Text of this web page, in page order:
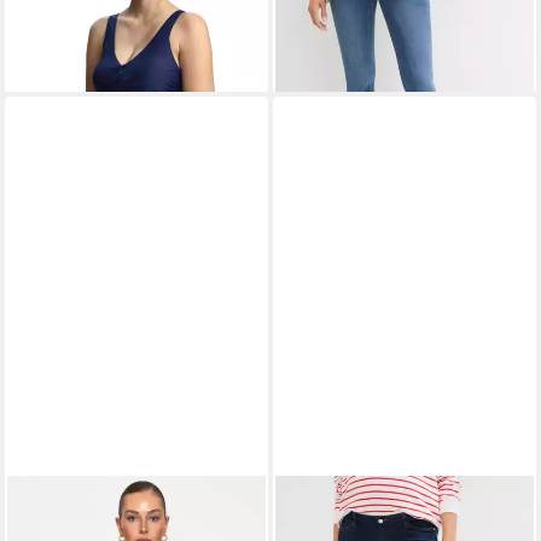
Umstandsbademode
Stillfunktion Cup C-D-E
Hamburg Design von Müttern
-23%
SASSYCLASSYLongbluse
Oversize Bluse mit
BONPRIXUmstandsjeans (1-
tlg) regular fit, gerades Bein,